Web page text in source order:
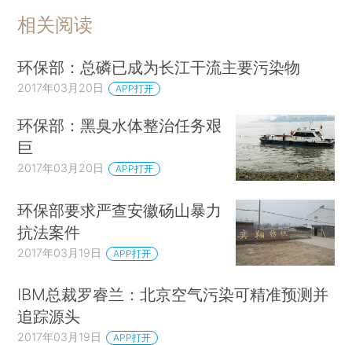
相关阅读
环保部：总磷已成为长江干流主要污染物
2017年03月20日 APP打开
环保部：黑臭水体整治任务艰
巨
2017年03月20日 APP打开
环保部要求严查安徽砀山暴力
抗法案件
2017年03月19日 APP打开
IBM总裁罗睿兰：北京空气污染可精准预测并
追踪源头
2017年03月19日 APP打开